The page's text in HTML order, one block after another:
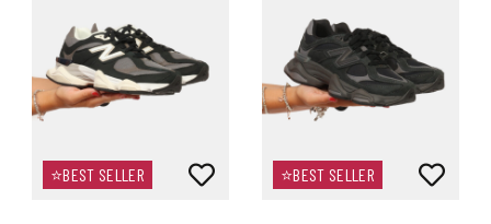
⭐BEST SELLER ⭐BEST SELLER